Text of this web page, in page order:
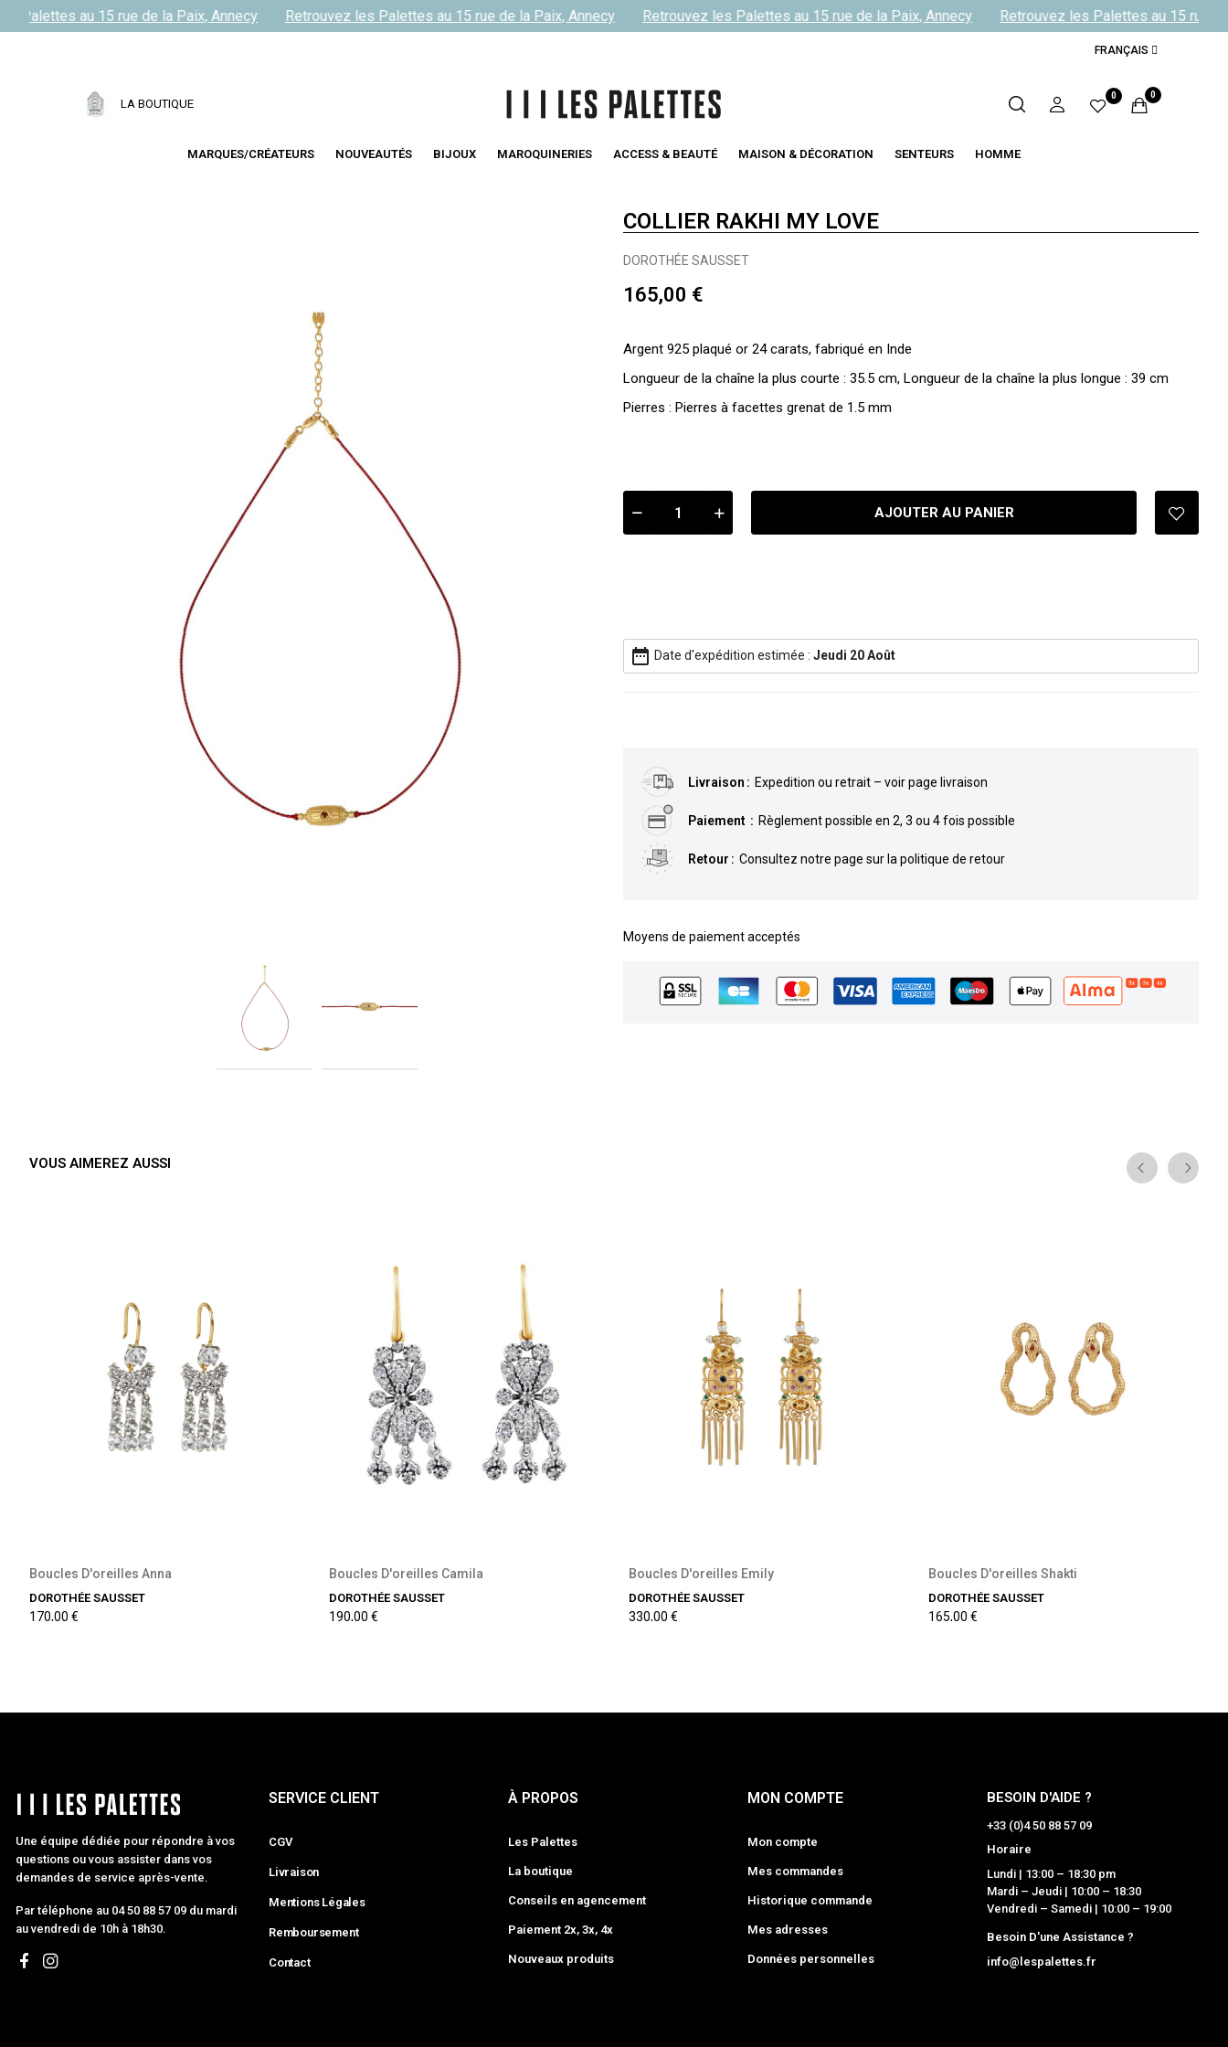
Palettes au 15 rue de la Paix, Annecy Retrouvez les Palettes au 15 rue de la Paix, Annecy Retrouvez les Palettes au 15 rue de la Paix, Annecy Retrouvez les Palettes au 15 rue de
FRANÇAIS
LA BOUTIQUE
0 0
MARQUES/CRÉATEURS NOUVEAUTÉS BIJOUX MAROQUINERIES ACCESS & BEAUTÉ MAISON & DÉCORATION SENTEURS HOMME
COLLIER RAKHI MY LOVE
DOROTHÉE SAUSSET
165,00 €
Argent 925 plaqué or 24 carats, fabriqué en Inde
Longueur de la chaîne la plus courte : 35.5 cm, Longueur de la chaîne la plus longue : 39 cm
Pierres : Pierres à facettes grenat de 1.5 mm
AJOUTER AU PANIER
date_range Date d'expédition estimée : Jeudi 20 Août
Livraison Expedition ou retrait – voir page livraison
Paiement Règlement possible en 2, 3 ou 4 fois possible
Retour Consultez notre page sur la politique de retour
Moyens de paiement acceptés
VOUS AIMEREZ AUSSI
Boucles D'oreilles Anna
DOROTHÉE SAUSSET
170,00 €
Boucles D'oreilles Camila
DOROTHÉE SAUSSET
190,00 €
Boucles D'oreilles Emily
DOROTHÉE SAUSSET
330,00 €
Boucles D'oreilles Shakti
DOROTHÉE SAUSSET
165,00 €
Une équipe dédiée pour répondre à vos
questions ou vous assister dans vos
demandes de service après-vente.
Par téléphone au 04 50 88 57 09 du mardi
au vendredi de 10h à 18h30.
SERVICE CLIENT
CGV
Livraison
Mentions Légales
Remboursement
Contact
À PROPOS
Les Palettes
La boutique
Conseils en agencement
Paiement 2x, 3x, 4x
Nouveaux produits
MON COMPTE
Mon compte
Mes commandes
Historique commande
Mes adresses
Données personnelles
BESOIN D'AIDE ?
+33 (0)4 50 88 57 09
Horaire
Lundi | 13:00 – 18:30 pm
Mardi – Jeudi | 10:00 – 18:30
Vendredi – Samedi | 10:00 – 19:00
Besoin D'une Assistance ?
info@lespalettes.fr